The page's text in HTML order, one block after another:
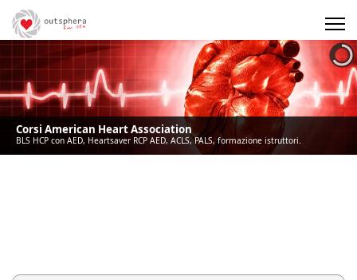
Corsi American Heart Association
BLS HCP con AED, Heartsaver RCP AED, ACLS, PALS, formazione istruttori.